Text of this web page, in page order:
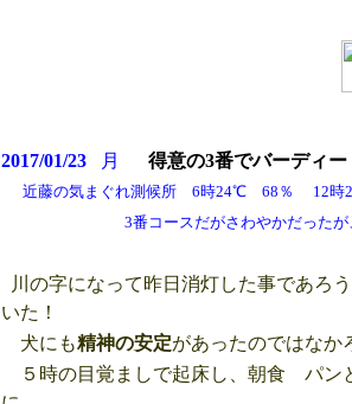
2017/01/23月 得意の3番でバーディ
近藤の気まぐれ測候所 6時24℃ 68％
3番コースだがさわやかだったが、2回
川の字になって昨日消灯した事であろ
いた！
犬にも精神の安定があったのではなか
５時の目覚ましで起床し、朝食 パン